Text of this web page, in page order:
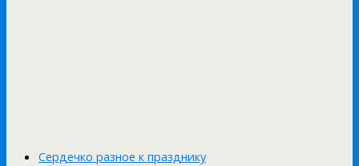
Сердечко разное к празднику